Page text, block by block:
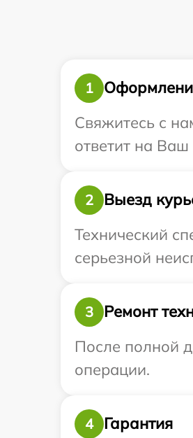
1
Свяжитесь с
ответит на
2
Выезд
Технический
серьезной
3
Ремонт
После полной
операции.
4
Гарантия